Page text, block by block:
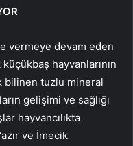
vermeye devam eden
hayvanlarının
bilinen tuzlu mineral
gelişimi ve sağlığı
hayvancılıkta
ve İmecik